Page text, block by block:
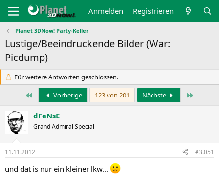
Anmelden Registrieren
Planet 3DNow! Party-Keller
Lustige/Beeindruckende Bilder (War:
Picdump)
Für weitere Antworten geschlossen.
Erste
Vorherige 123 von 201 Nächste
dFeNsE
Grand Admiral Special
11.11.2012 #3.051
und dat is nur ein kleiner lkw...